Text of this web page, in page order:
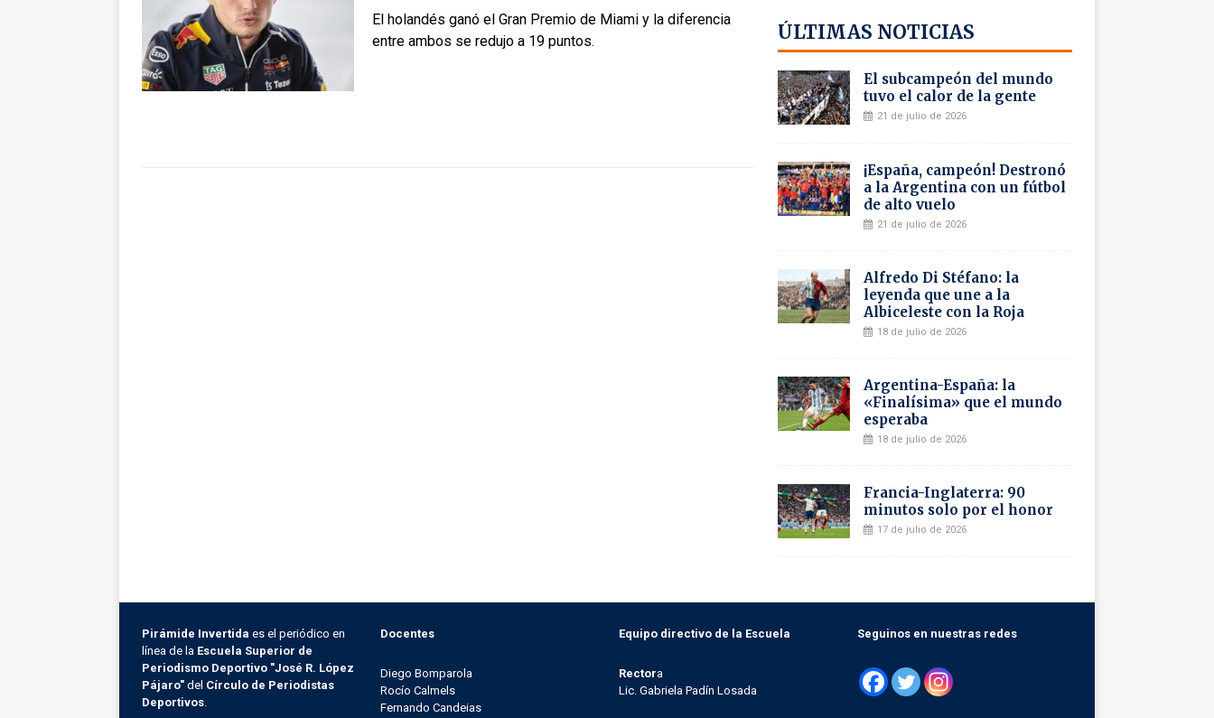
El holandés ganó el Gran Premio de Miami y la diferencia
entre ambos se redujo a 19 puntos.
ÚLTIMAS NOTICIAS
El subcampeón del mundo
tuvo el calor de la gente
21 de julio de 2026
¡España, campeón! Destronó
a la Argentina con un fútbol
de alto vuelo
21 de julio de 2026
Alfredo Di Stéfano: la
leyenda que une a la
Albiceleste con la Roja
18 de julio de 2026
Argentina-España: la
«Finalísima» que el mundo
esperaba
18 de julio de 2026
Francia-Inglaterra: 90
minutos solo por el honor
17 de julio de 2026
Pirámide Invertida es el periódico en
línea de la Escuela Superior de
Periodismo Deportivo "José R. López
Pájaro" del Círculo de Periodistas
Deportivos
Docentes
Diego Bomparola
Rocío Calmels
Fernando Candeias
Equipo directivo de la Escuela
Rectora
Lic. Gabriela Padín Losada
Seguinos en nuestras redes